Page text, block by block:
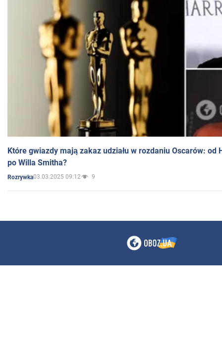
Które gwiazdy mają zakaz udziału w rozdaniu Oscarów: od
po Willa Smitha?
Rozrywka03.03.2025 09:12 9